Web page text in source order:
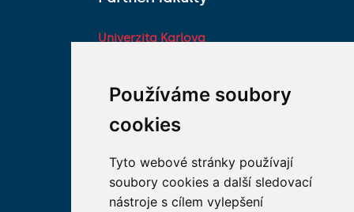
Používáme soubory
cookies
Tyto webové stránky používají
soubory cookies a další sledovací
nástroje s cílem vylepšení
Univerzita Karlova
Farmaceutická fakulta v
Hradci Králové Univerzity
Karlovy
Univerzity Obrany
Studentské spolky na LF